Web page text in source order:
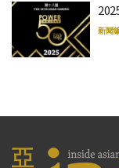
新聞